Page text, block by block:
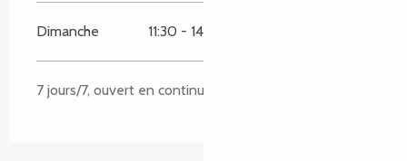
Dimanche 11:30 - 14:00
7 jours/7, ouvert en continu pour la partie Bar